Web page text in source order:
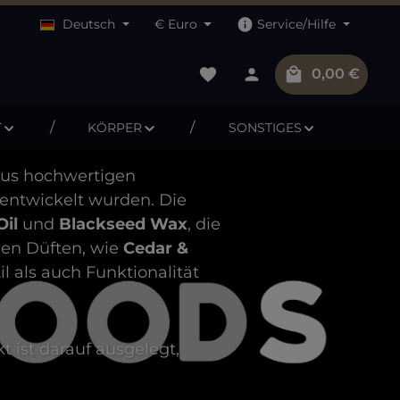
Deutsch € Euro Service/Hilfe
Du hast 0 Produkte auf dem
0,00 €
KÖRPER SONSTIGES
hochwertigen
wurden. Die
und Blackseed Wax, die
Düften, wie Cedar &
als auch Funktionalität
ist darauf ausgelegt,